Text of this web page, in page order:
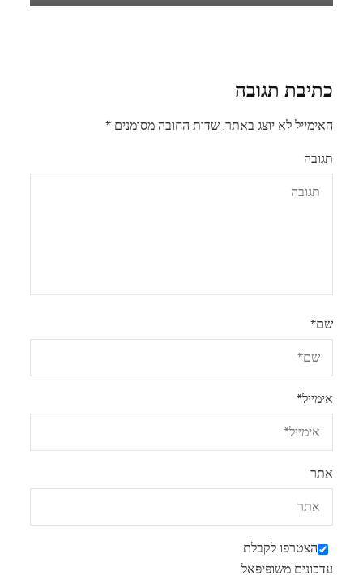
כתיבת תגובה
האימייל לא יוצג באתר. שדות החובה מסומנים*
תגובה
שם*
אימייל*
אתר
הצטרפו לקבלת
עדכונים משופּיפּאל